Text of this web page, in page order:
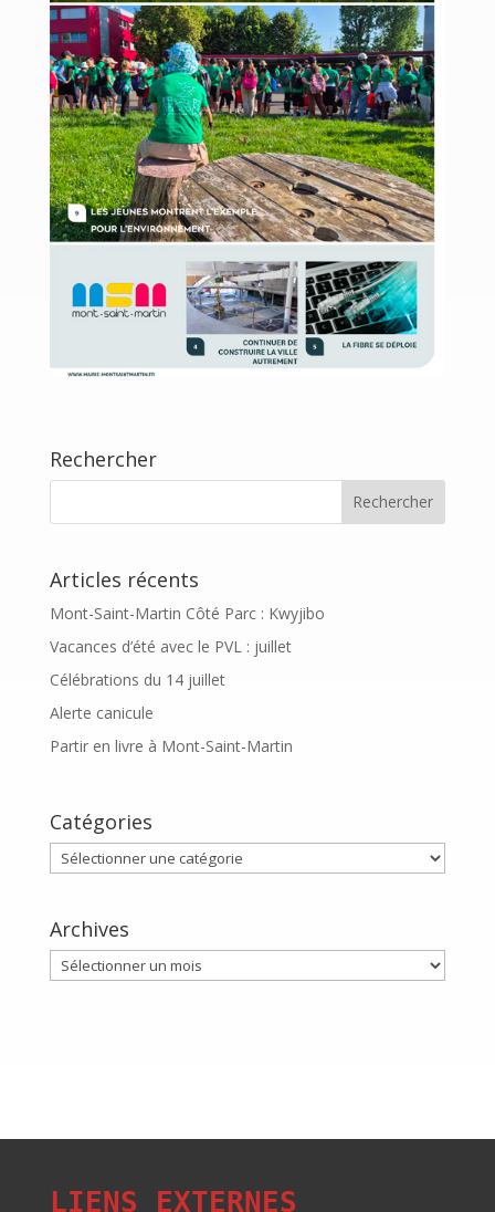
Rechercher
Articles récents
Mont-Saint-Martin Côté Parc : Kwyjibo
Vacances d’été avec le PVL : juillet
Célébrations du 14 juillet
Alerte canicule
Partir en livre à Mont-Saint-Martin
Catégories
Catégories
Archives
Archives
LIENS EXTERNES